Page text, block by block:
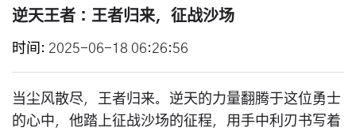
逆天王者：王者归来，征战沙场
时间 2025-06-18 06:26:56
当尘风散尽，王者归来。逆天的力量翻腾于这位勇士
的心中，他踏上征战沙场的征程，用手中利刃书写着